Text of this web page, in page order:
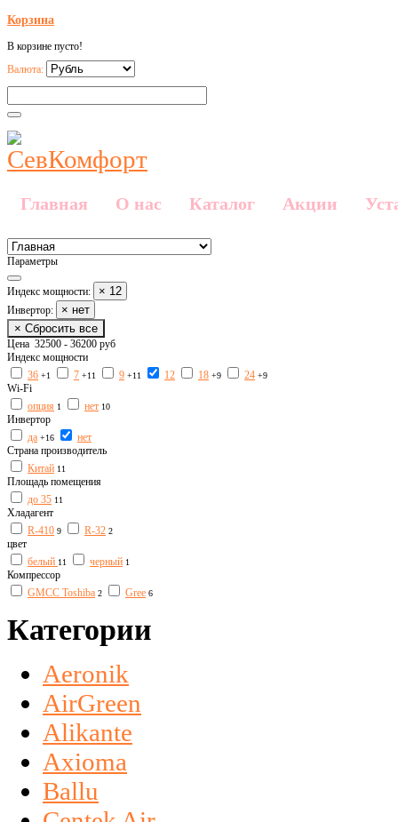
Корзина
В корзине пусто!
Валюта:
Главная О нас Каталог Акции
Параметры
Индекс мощности: × 12
Инвертор:
× нет
× Сбросить все
Цена 32500 - 36200 руб
Индекс мощности
36 +1 7 +11 9 +11 12 18 +9 24 +9
Wi-Fi
опция 1 нет 10
Инвертор
да +16
нет
Страна производитель
Китай 11
Площадь помещения
до 35 11
Хладагент
R-410 9 R-32 2
цвет
белый 11 черный 1
Компрессор
GMCC Toshiba 2 Gree 6
Категории
Aeronik
AirGreen
Alikante
Axioma
Ballu